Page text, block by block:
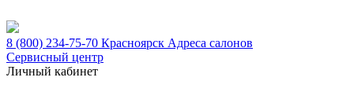
8 (800) 234-75-70 Красноярск Адреса салонов
Сервисный центр
Личный кабинет